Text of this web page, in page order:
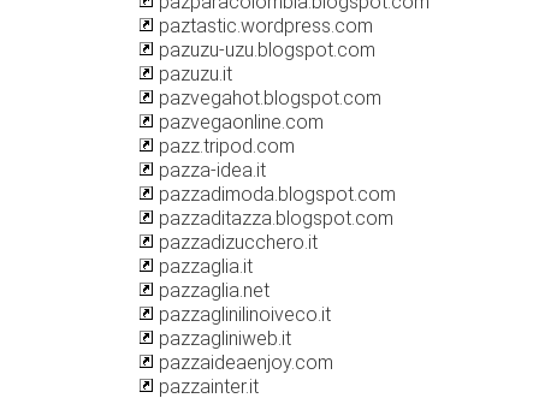
paztastic.wordpress.com
pazuzu-uzu.blogspot.com
pazuzu.it
pazvegahot.blogspot.com
pazvegaonline.com
pazz.tripod.com
pazza-idea.it
pazzadimoda.blogspot.com
pazzaditazza.blogspot.com
pazzadizucchero.it
pazzaglia.it
pazzaglia.net
pazzaglinilinoiveco.it
pazzagliniweb.it
pazzaideaenjoy.com
pazzainter.it